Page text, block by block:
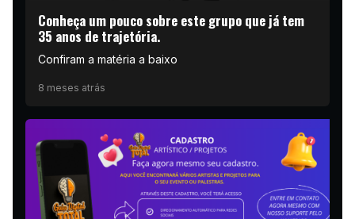
Conheça um pouco sobre este grupo que já tem
35 anos de trajetória.
Confiram a matéria a baixo
8 meses atrás